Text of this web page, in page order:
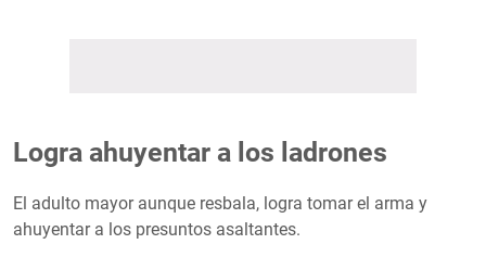
Logra ahuyentar a los ladrones
El adulto mayor aunque resbala, logra tomar el arma y
ahuyentar a los presuntos asaltantes.